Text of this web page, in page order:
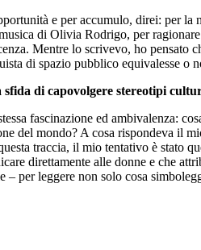
e per accumulo, direi: per la
di Olivia Rodrigo, per
Mentre lo scrivevo, ho
di spazio pubblico equivalesse o
di capovolgere stereotipi
fascinazione ed ambivalenza:
del mondo? A cosa rispondeva il
traccia, il mio tentativo è stato
direttamente alle donne e che
– per leggere non solo cosa